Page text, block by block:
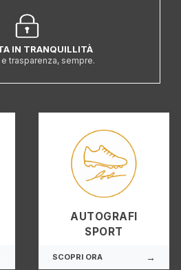
IN TRANQUILLITÀ
trasparenza, sempre.
AUTOGRAFI
SPORT
SCOPRI ORA →